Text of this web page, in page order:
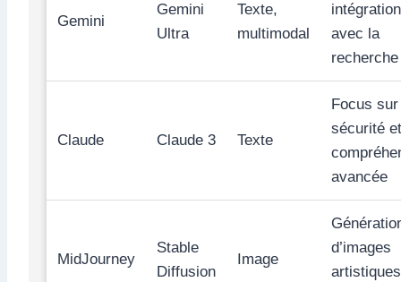
Gemini
Gemini
Ultra
Texte,
multimodal
intégration
avec la
recherche
Claude Claude 3 Texte
Focus
sécurité
avancée
MidJourney
Stable
Diffusion
Image
d’images